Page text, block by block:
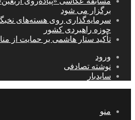
برگزار می شود
حوزه راهبردی کشور
تأکید ستار هاشمی بر حمایت از
ورود
نوشته تصادفی
سایدبار
منو